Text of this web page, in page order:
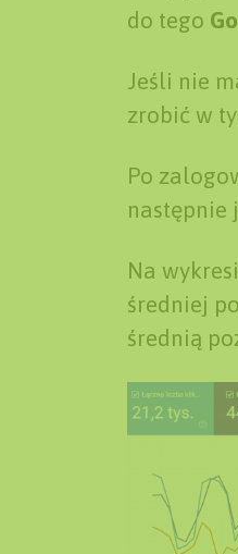
do tego
Jeśli nie
zrobić w
Po
następnie
Na
średniej
średnią